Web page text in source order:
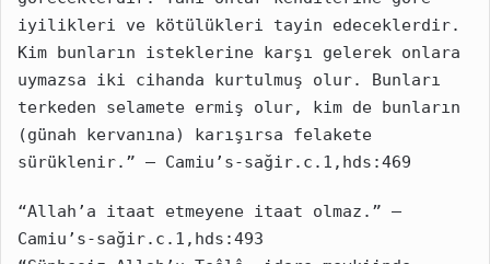
iyilikleri ve kötülükleri tayin edeceklerdir.
Kim bunların isteklerine karşı gelerek onlara
uymazsa iki cihanda kurtulmuş olur. Bunları
terkeden selamete ermiş olur, kim de bunların
(günah kervanına) karışırsa felakete
sürüklenir.” – Camiu’s-sağir.c.1,hds:469
“Allah’a itaat etmeyene itaat olmaz.” –
Camiu’s-sağir.c.1,hds:493